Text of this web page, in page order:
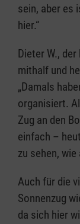
sein, aber es
hier.“
Dieter W.,
mithalf und
„Damals
organisiert.
Zug an den
einfach –
zu sehen, wie
Auch für die
Sonnenzug
da sich hier